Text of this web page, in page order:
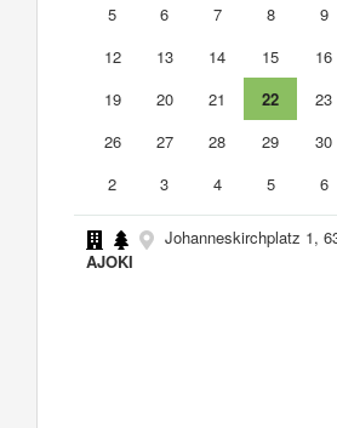
5
6 7 8 9
12
13 14 15 16
19
20 21 22 23
26
27 28 29 30
2
3 4 5 6
Johanneskirchplatz 1,
AJOKI